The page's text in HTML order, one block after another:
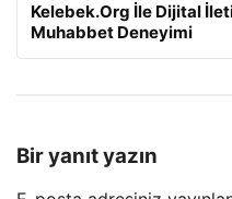
Kelebek.Org İle Dijital
Muhabbet Deneyimi
Bir yanıt yazın